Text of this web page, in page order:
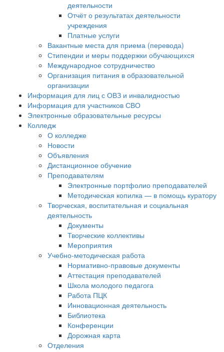
деятельности
Отчёт о результатах деятельности
учреждения
Платные услуги
Вакантные места для приема (перевода)
Стипендии и меры поддержки обучающихся
Международное сотрудничество
Организация питания в образовательной
организации
Информация для лиц с ОВЗ и инвалидностью
Информация для участников СВО
Электронные образовательные ресурсы
Колледж
О колледже
Новости
Объявления
Дистанционное обучение
Преподавателям
Электронные портфолио преподавателей
Методическая копилка — в помощь куратору
Творческая, воспитательная и социальная
деятельность
Документы
Творческие коллективы
Мероприятия
Учебно-методическая работа
Нормативно-правовые документы
Аттестация преподавателей
Школа молодого педагога
Работа ПЦК
Инновационная деятельность
Библиотека
Конференции
Дорожная карта
Отделения